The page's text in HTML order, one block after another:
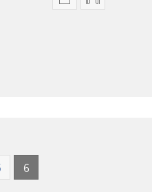
出
オー
6